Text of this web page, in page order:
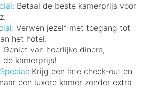
: Betaal de beste kamerprijs voor
: Verwen jezelf met toegang tot
het hotel.
: Geniet van heerlijke diners,
de kamerprijs!
: Krijg een late check-out en
een luxere kamer zonder extra